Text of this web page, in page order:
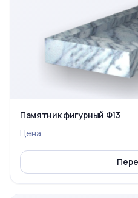
Памятник фигурный Ф13
Цена